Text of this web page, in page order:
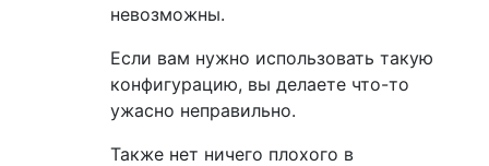
невозможны.
Если вам нужно использовать такую ​​
конфигурацию, вы делаете что-то
ужасно неправильно.
Также нет ничего плохого в